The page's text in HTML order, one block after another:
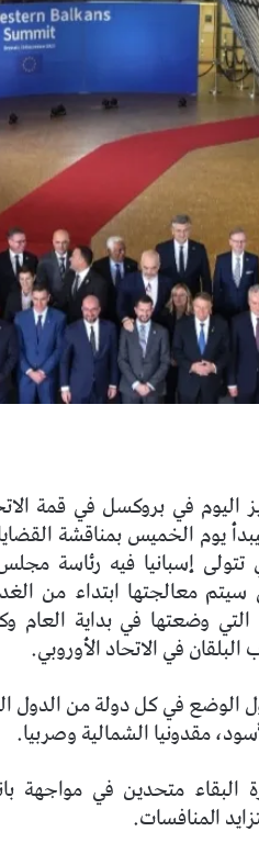
في بروكسل في قمة
يوم الخميس بمناقشة
إسبانيا فيه رئاسة
سيتم معالجتها ابتداء من
وضعتها في بداية العام
في الاتحاد الأوروبي.
الوضع في كل دولة من
مقدونيا الشمالية وصربيا.
متحدين في مواجهة
المنافسات.